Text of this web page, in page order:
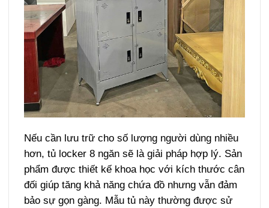
Nếu cần lưu trữ cho số lượng người dùng nhiều
hơn, tủ locker 8 ngăn sẽ là giải pháp hợp lý. Sản
phẩm được thiết kế khoa học với kích thước cân
đối giúp tăng khả năng chứa đồ nhưng vẫn đảm
bảo sự gọn gàng. Mẫu tủ này thường được sử